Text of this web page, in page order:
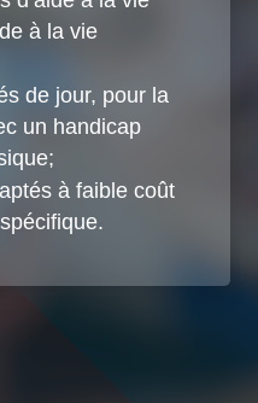
à la vie
de jour, pour la
un handicap
à faible coût